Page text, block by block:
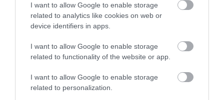
I want to allow Google to enable storage
related to analytics like cookies on web or
device identifiers in apps.
I want to allow Google to enable storage
related to functionality of the website or app.
I want to allow Google to enable storage
related to personalization.
Összesen 1
3 0